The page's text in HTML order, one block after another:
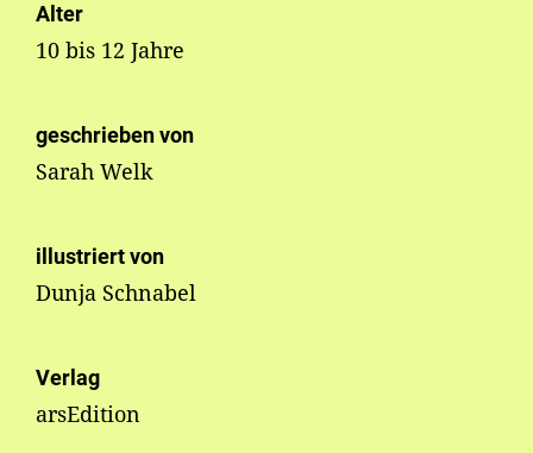
Alter
10 bis 12 Jahre
geschrieben von
Sarah Welk
illustriert von
Dunja Schnabel
Verlag
arsEdition